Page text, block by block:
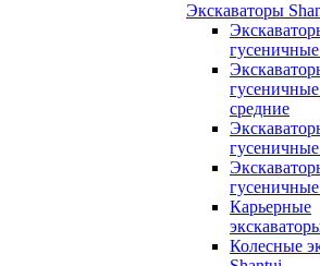
Экскаваторы
средние
Карьерные
Колесные